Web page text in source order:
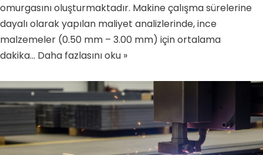
omurgasını oluşturmaktadır. Makine çalışma sürelerine
dayalı olarak yapılan maliyet analizlerinde, ince
malzemeler (0.50 mm – 3.00 mm) için ortalama
dakika… Daha fazlasını oku »